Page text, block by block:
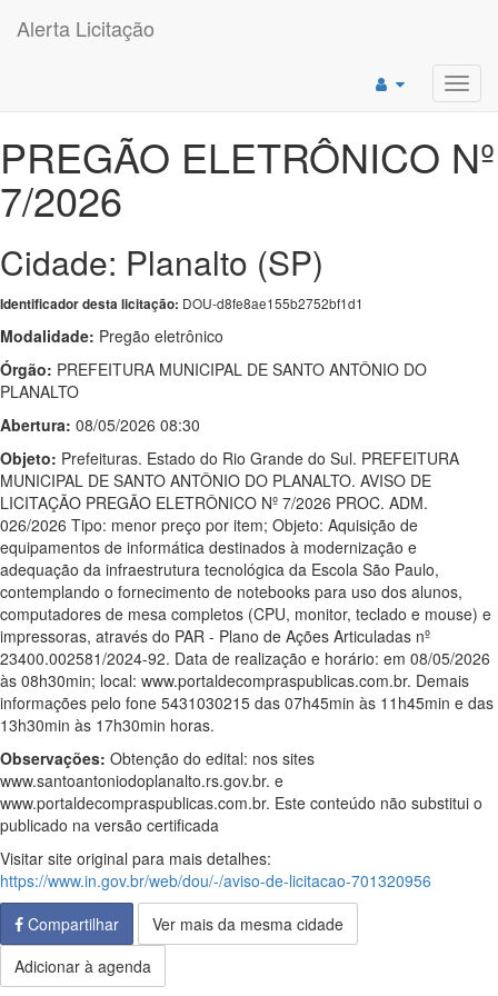
Alerta Licitação
PREGÃO ELETRÔNICO Nº
7/2026
Cidade: Planalto (SP)
Identificador desta licitação: DOU-d8fe8ae155b2752bf1d1
Modalidade: Pregão eletrônico
Órgão: PREFEITURA MUNICIPAL DE SANTO ANTÔNIO DO
PLANALTO
Abertura: 08/05/2026 08:30
Objeto: Prefeituras. Estado do Rio Grande do Sul. PREFEITURA
MUNICIPAL DE SANTO ANTÔNIO DO PLANALTO. AVISO DE
LICITAÇÃO PREGÃO ELETRÔNICO Nº 7/2026 PROC. ADM.
026/2026 Tipo: menor preço por item; Objeto: Aquisição de
equipamentos de informática destinados à modernização e
adequação da infraestrutura tecnológica da Escola São Paulo,
contemplando o fornecimento de notebooks para uso dos alunos,
computadores de mesa completos (CPU, monitor, teclado e mouse) e
impressoras, através do PAR - Plano de Ações Articuladas nº
23400.002581/2024-92. Data de realização e horário: em 08/05/2026
às 08h30min; local: www.portaldecompraspublicas.com.br. Demais
informações pelo fone 5431030215 das 07h45min às 11h45min e das
13h30min às 17h30min horas.
Observações: Obtenção do edital: nos sites
www.santoantoniodoplanalto.rs.gov.br. e
www.portaldecompraspublicas.com.br. Este conteúdo não substitui o
publicado na versão certificada
Visitar site original para mais detalhes:
https://www.in.gov.br/web/dou/-/aviso-de-licitacao-701320956
Compartilhar
Ver mais da mesma cidade
Adicionar à agenda